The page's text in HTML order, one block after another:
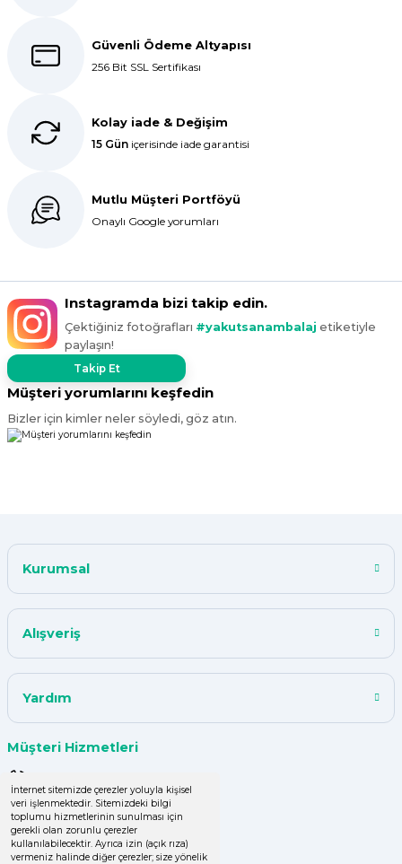
İnternet sitemizde çerezler yoluyla kişisel
veri işlenmektedir. Sitemizdeki bilgi
toplumu hizmetlerinin sunulması için
gerekli olan zorunlu çerezler
kullanılabilecektir. Ayrıca izin (açık rıza)
vermeniz halinde diğer çerezler; size yönelik
Dolphin aynı kalitede . Hızlı kargo
ve teslimat için ayrıca teşekkür
Bir önceki siparişim sorunsuz geldi
sipariş verdim inşallah sıkıntı olmaz
hızlı kargo içinde teşekkürler
kargo hızlı çıkıyor x firma da
fiyatlar daha uygundu ama kalite
yoktu bu kalitede uygunluğa
devam ettikçe sizinleyiz
G... T... | 19/12/2024
Süper hızlı geldi
Ürünler tam istediğim gibi
ismail tunca | 26/07/2024
teşekkür ederim ürün istediğim
Uzun süredir alışveriş yapıyorum
herşey çok iyi kalite ve fiyatları
uygun .Ana son siparişimde ürün
eksik çıktı
Güvenli Ödeme Altyapısı
256 Bit SSL Sertifikası
Kolay iade & Değişim
15 Gün içerisinde iade garantisi
Mutlu Müşteri Portföyü
Onaylı Google yorumları
Instagramda bizi takip edin.
Çektiğiniz fotoğrafları #yakutsanambalaj etiketiyle
paylaşın!
Takip Et
Müşteri yorumlarını keşfedin
Bizler için kimler neler söyledi, göz atın.
Kurumsal
Alışveriş
Yardım
Müşteri Hizmetleri
0 (536) 060 16 65
info@yakutsanambalaj.com.tr